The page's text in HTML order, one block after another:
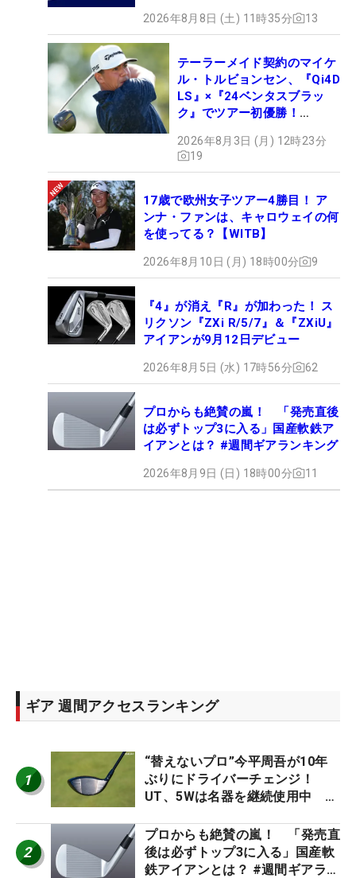
2026年8月8日 (土) 11時35分 13
テーラーメイド契約のマイケ
ル・トルビョンセン、『Qi4D
LS』×『24ベンタスブラッ
ク』でツアー初優勝！
2026年8月3日 (月) 12時23分
19
17歳で欧州女子ツアー4勝目！ ア
ンナ・ファンは、キャロウェイの何
を使ってる？【WITB】
2026年8月10日 (月) 18時00分 9
『4』が消え『R』が加わった！ ス
リクソン『ZXi R/5/7』＆『ZXiU』
アイアンが9月12日デビュー
2026年8月5日 (水) 17時56分 62
プロからも絶賛の嵐！ 「発売直後
は必ずトップ3に入る」国産軟鉄ア
イアンとは？ #週間ギアランキング
2026年8月9日 (日) 18時00分 11
ギア 週間アクセスランキング
1
“替えないプロ”今平周吾が10年
ぶりにドライバーチェンジ！
UT、5Wは名器を継続使用中 #
2
プロからも絶賛の嵐！ 「発売直
後は必ずトップ3に入る」国産軟
鉄アイアンとは？ #週間ギアラン